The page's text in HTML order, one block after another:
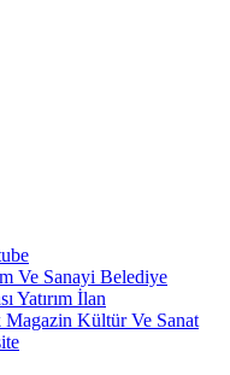
Ve Sanayi Belediye
Yatırım İlan
Magazin Kültür Ve Sanat